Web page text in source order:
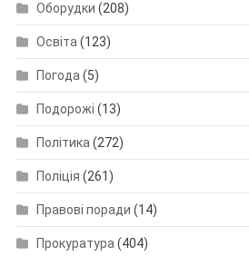
Оборудки (208)
Освіта(123)
Погода(5)
Подорожі (13)
Політика(272)
Поліція (261)
Правові поради (14)
Прокуратура(404)